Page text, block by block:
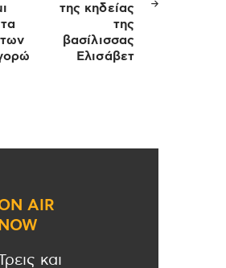
της κηδείας
της
βασίλισσας
Ελισάβετ
AIR
NOW
και